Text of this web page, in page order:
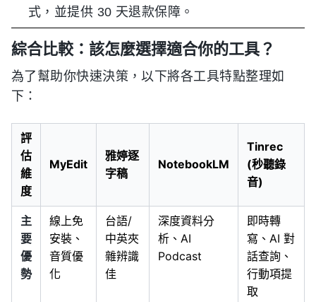
式，並提供 30 天退款保障。
綜合比較：該怎麼選擇適合你的工具？
為了幫助你快速決策，以下將各工具特點整理如
下：
評
估
維
度
MyEdit
雅婷逐
字稿
NotebookLM
Tinrec
(秒聽錄
音)
主
要
優
勢
線上免
安裝、
音質優
化
台語/
中英夾
雜辨識
佳
深度資料分
析、AI
Podcast
即時轉
寫、AI 對
話查詢、
行動項提
取